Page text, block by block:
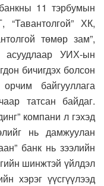
11 тэрбумын
ХК,
төмөр зам”,
асуудлаар УИХ-ын
бичигдэх болсон
байгууллага
татсан байдаг.
компани л гэхэд
нь дамжуулан
банк нь зээлийн
шинжтэй үйлдэл
хэрэг үүсгүүлээд